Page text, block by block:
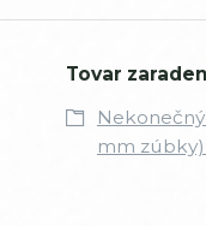
Tovar
mm